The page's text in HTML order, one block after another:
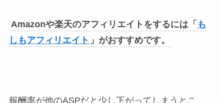
Amazonや楽天のアフィリエイトをするには「 も
しもアフィリエイト 」がおすすめです。
報酬率が他のASPだと少し下がってしまうとこ